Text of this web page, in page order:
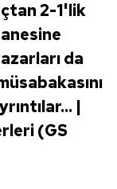
2-1'lik
da
|
(GS